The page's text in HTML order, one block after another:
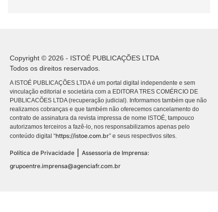
Copyright © 2026 - ISTOÉ PUBLICAÇÕES LTDA
Todos os direitos reservados.
A ISTOÉ PUBLICAÇÕES LTDA é um portal digital independente e sem
vinculação editorial e societária com a EDITORA TRES COMÉRCIO DE
PUBLICACÕES LTDA (recuperação judicial). Informamos também que não
realizamos cobranças e que também não oferecemos cancelamento do
contrato de assinatura da revista impressa de nome ISTOÉ, tampouco
autorizamos terceiros a fazê-lo, nos responsabilizamos apenas pelo
conteúdo digital “https://istoe.com.br” e seus respectivos sites.
Política de Privacidade
Assessoria de Imprensa:
grupoentre.imprensa@agenciafr.com.br